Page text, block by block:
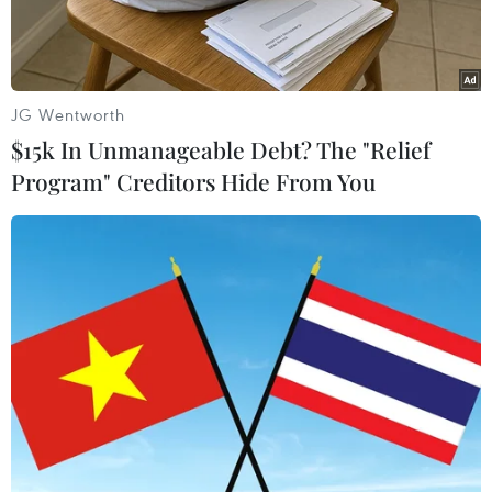
(23/10), đồng kim loại quỹ này đã hồi phục trở
lại.
Hiện giá vàng giao ngay trên sàn Kitco đang
7,3 USD so với chốt phiên trước đó. Trên sàn
Comex, giá vàng giao tháng Mười hai tăng 2,3
USD lên 1.726,3 USD/ounce.
Trước đó, giá vàng giao ngay gần như rơi thẳng
đứng khi để mất hơn 24 USD/ounce chỉ trong
một phiên giao dịch hôm qua, từ mức 1.744
USD/ounce xuống còn 1.720,5 USD/ounce vào
cuối giờ giao dịch.
Diễn biến này cũng tác động mạnh đến giá
JG Wentworth
$15k In Unmanageable Debt? The "Relief
Program" Creditors Hide From You